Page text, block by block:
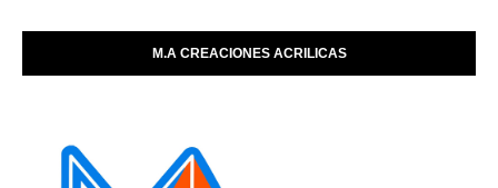
M.A CREACIONES ACRILICAS